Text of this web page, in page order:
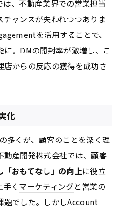
、不動産業界での営業担当
ャンスが失われつつありま
を活用することで、
に。DMの開封率が激増し、こ
からの反応の獲得を成功さ
化
多くが、顧客のことを深く理
動産開発株式会社では、顧客
「おもてなし」の向上に役立
く マーケティングと営業の
題でした。しかしAccount